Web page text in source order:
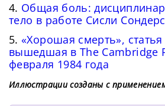
4. Общая боль:
тело в работе Сисли Сондерс
5.«Хорошая смерть»,
вышедшая в The Cambridge
февраля 1984 года
Иллюстрации созданы с